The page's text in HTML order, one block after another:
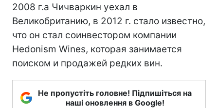
2008 г.а Чичваркин уехал в
Великобританию, в 2012 г. стало известно,
что он стал соинвестором компании
Hedonism Wines, которая занимается
поиском и продажей редких вин.
Не пропустіть головне! Підпишіться на
наші оновлення в Google!